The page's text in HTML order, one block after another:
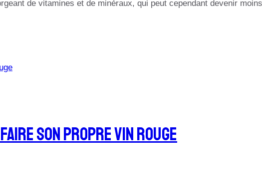
de vitamines et de minéraux, qui peut cependant devenir
Son Propre Vin Rouge